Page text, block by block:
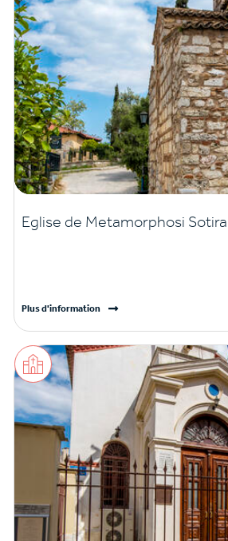
Εglise de Metamorphosi Sotira
Plus d'information